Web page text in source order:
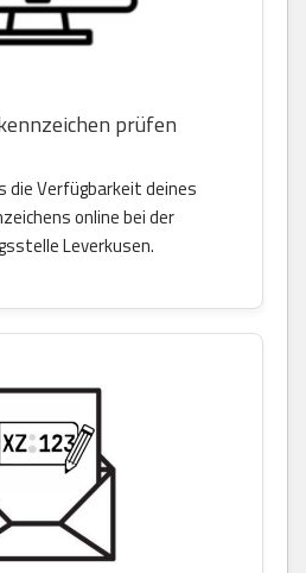
prüfen
die Verfügbarkeit deines
online bei der
Leverkusen.